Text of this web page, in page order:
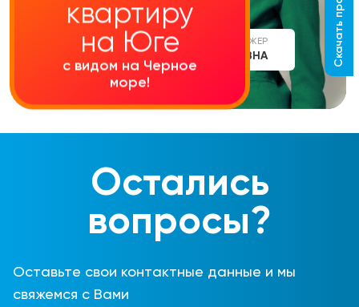
СТАРШИЙ МЕНЕДЖЕР
АЛИНА СЕРГЕЕВНА
Остались
вопросы?
Оставьте свои контактные данные и мы
свяжемся с Вами
квартиру
на Юге
с видом на Черное
море!